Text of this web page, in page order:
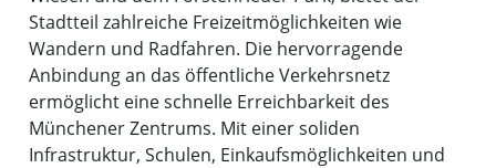
Stadtteil zahlreiche Freizeitmöglichkeiten wie
Wandern und Radfahren. Die hervorragende
Anbindung an das öffentliche Verkehrsnetz
ermöglicht eine schnelle Erreichbarkeit des
Münchener Zentrums. Mit einer soliden
Infrastruktur, Schulen, Einkaufsmöglichkeiten und